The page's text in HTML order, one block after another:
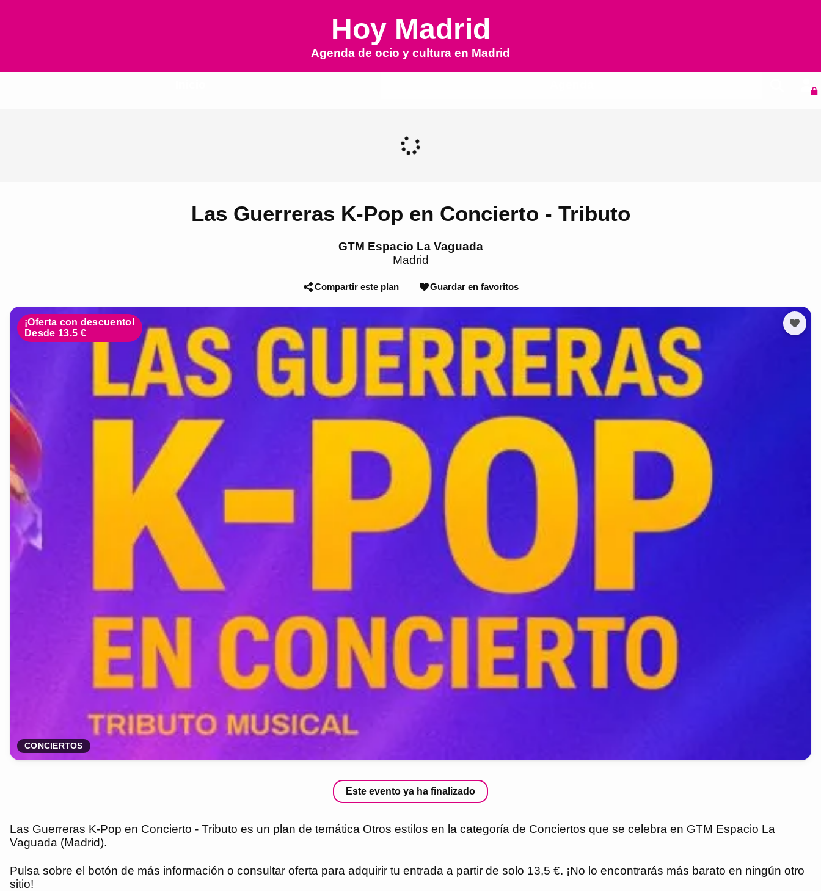
Hoy Madrid
Agenda de ocio y cultura en Madrid
Las Guerreras K-Pop en Concierto - Tributo
GTM Espacio La Vaguada
Madrid
Compartir este plan Guardar en favoritos
¡Oferta con descuento!
Desde 13.5 €
CONCIERTOS
Este evento ya ha finalizado
Las Guerreras K-Pop en Concierto - Tributo es un plan de temática Otros estilos en la categoría de Conciertos que se celebra en GTM Espacio La
Vaguada (Madrid).
Pulsa sobre el botón de más información o consultar oferta para adquirir tu entrada a partir de solo 13,5 €. ¡No lo encontrarás más barato en ningún otro
sitio!